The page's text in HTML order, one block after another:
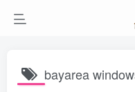
bayarea